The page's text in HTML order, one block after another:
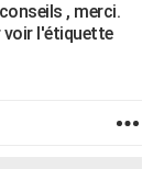
, merci.
voir l'étiquette